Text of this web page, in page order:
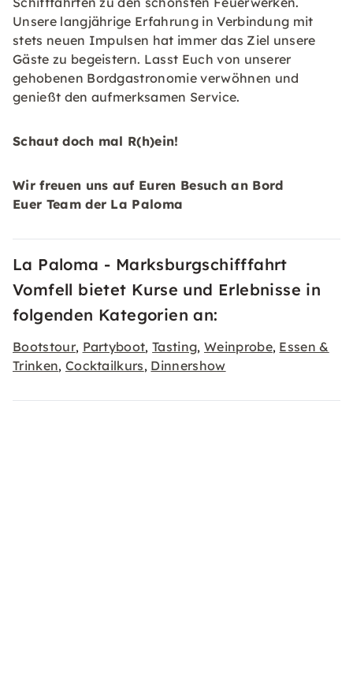
Unsere langjährige Erfahrung in Verbindung mit
stets neuen Impulsen hat immer das Ziel unsere
Gäste zu begeistern. Lasst Euch von unserer
gehobenen Bordgastronomie verwöhnen und
genießt den aufmerksamen Service.
Schaut doch mal R(h)ein!
Wir freuen uns auf Euren Besuch an Bord
Euer Team der La Paloma
La Paloma - Marksburgschifffahrt
Vomfell bietet Kurse und Erlebnisse in
folgenden Kategorien an:
Bootstour, Partyboot,Tasting, Weinprobe, Essen &
Trinken, Cocktailkurs, Dinnershow